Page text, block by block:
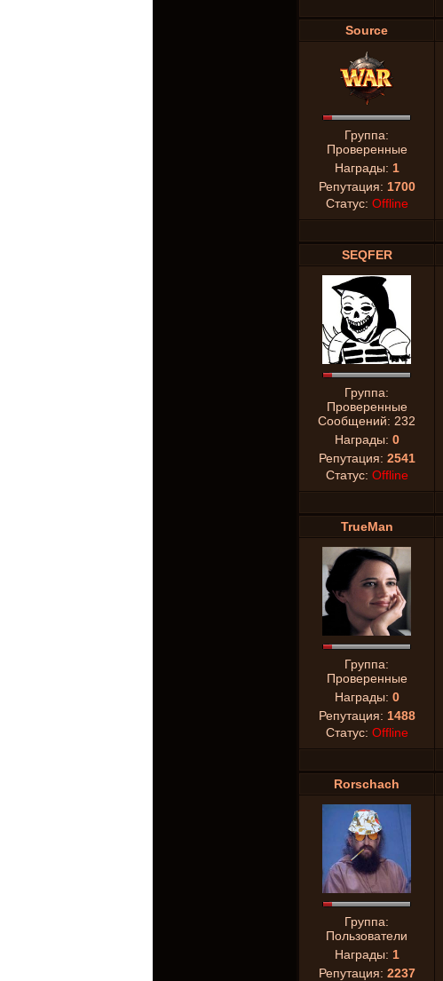
Source
Группа:
Проверенные
Награды: 1
Репутация: 1700
Статус: Offline
SEQFER
Группа:
Проверенные
Сообщений: 232
Награды: 0
Репутация: 2541
Статус: Offline
TrueMan
Группа:
Проверенные
Награды: 0
Репутация: 1488
Статус: Offline
Rorschach
Группа:
Пользователи
Награды: 1
Репутация: 2237